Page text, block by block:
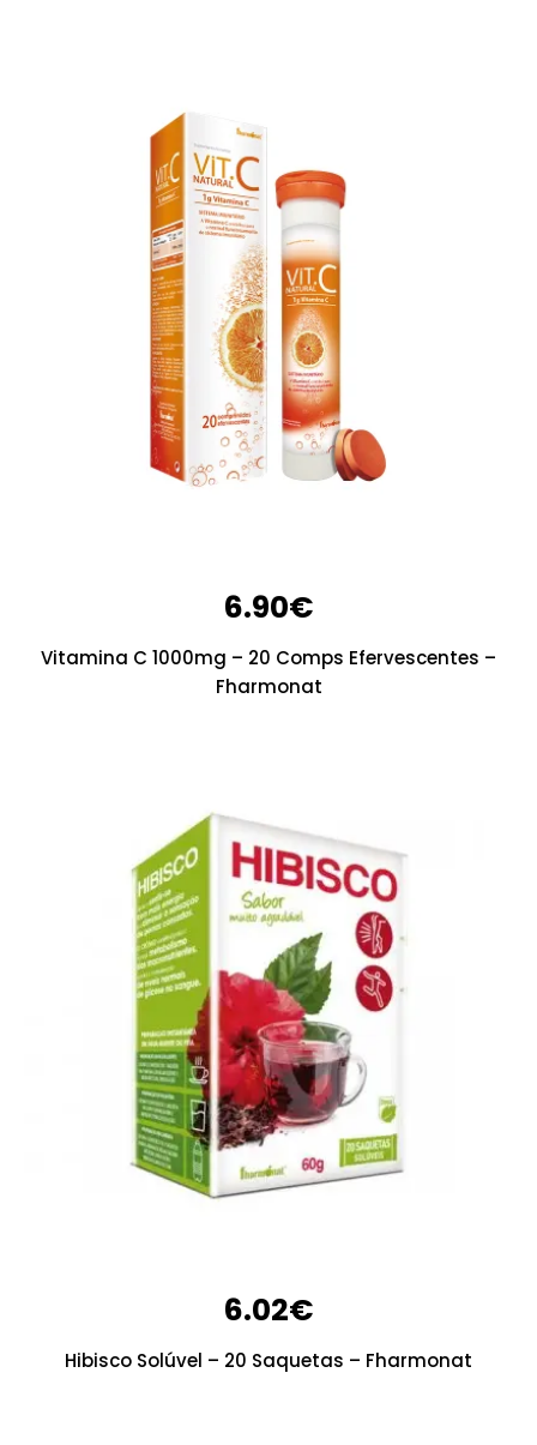
6.90€
Vitamina C 1000mg – 20 Comps Efervescentes –
Fharmonat
6.02€
Hibisco Solúvel – 20 Saquetas – Fharmonat